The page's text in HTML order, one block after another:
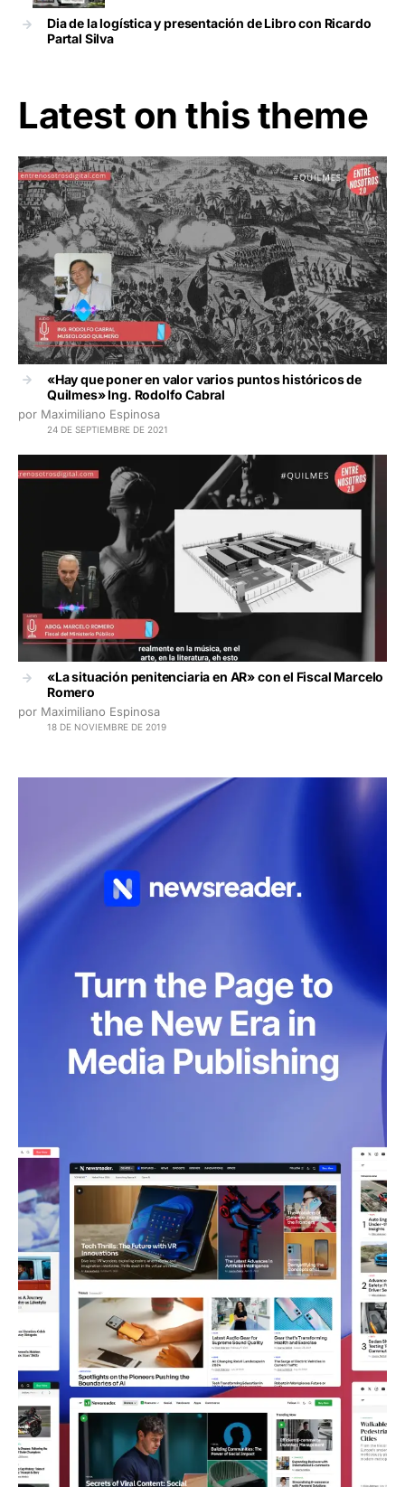
Dia de la logística y presentación de Libro con Ricardo
Partal Silva
Latest on this theme
«Hay que poner en valor varios puntos históricos de
Quilmes» Ing. Rodolfo Cabral
por Maximiliano Espinosa
24 DE SEPTIEMBRE DE 2021
«La situación penitenciaria en AR» con el Fiscal Marcelo
Romero
por Maximiliano Espinosa
18 DE NOVIEMBRE DE 2019